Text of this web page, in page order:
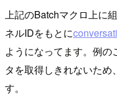
上記のBatchマクロ上に
ネルIDをもとに
ようになってます。例
タを取得しきれないため
す。